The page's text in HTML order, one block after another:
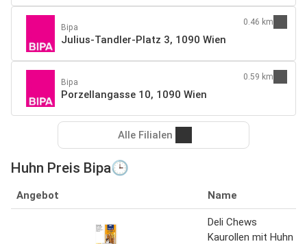
Bipa
Julius-Tandler-Platz 3, 1090 Wien
0.46 km
Bipa
Porzellangasse 10, 1090 Wien
0.59 km
Alle Filialen
Huhn Preis Bipa🕒
Angebot Name
Deli Chews
Kaurollen mit Huhn